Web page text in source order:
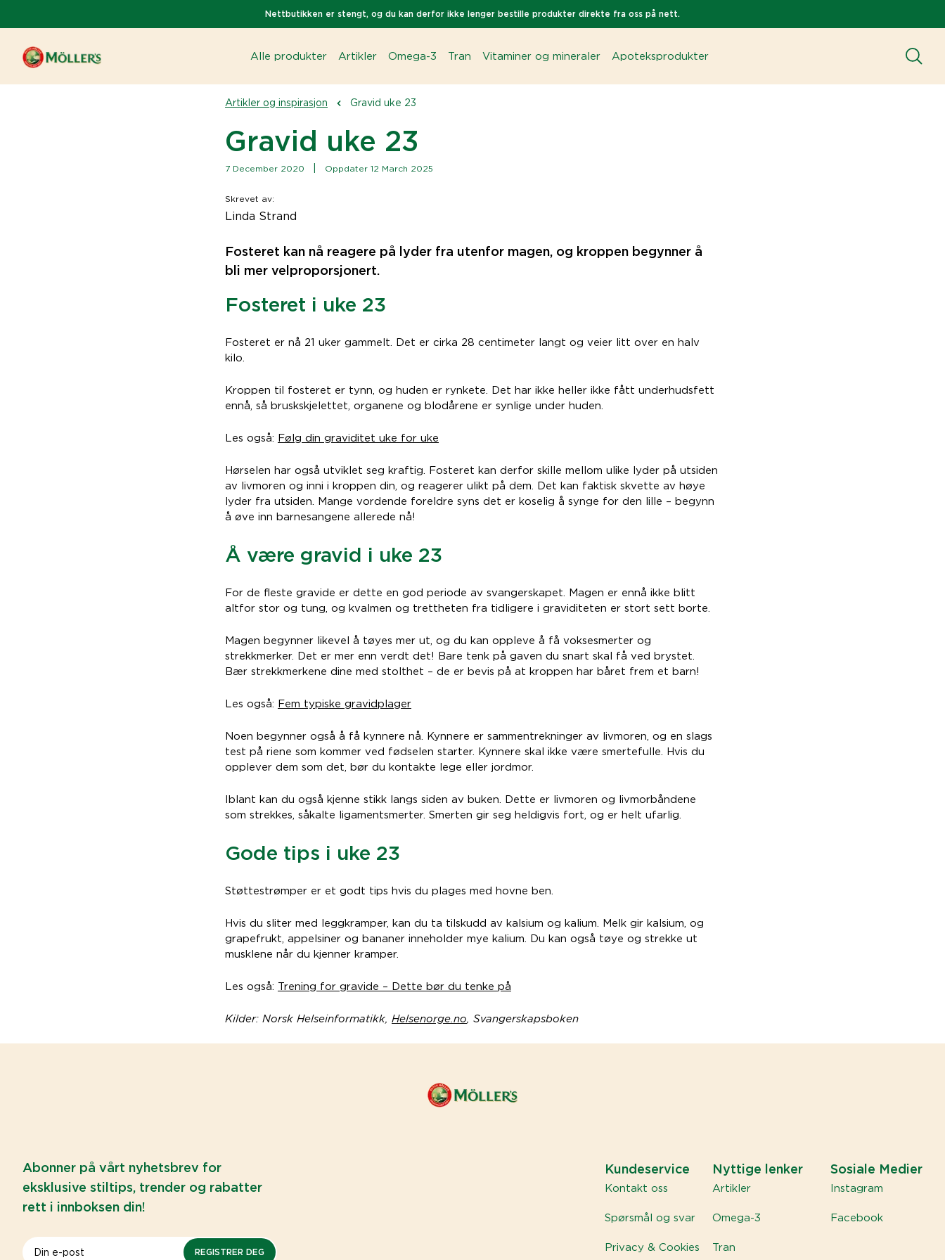
Nettbutikken er stengt, og du kan derfor ikke lenger bestille produkter direkte fra oss på nett.
Alle produkter Artikler Omega-3 Tran Vitaminer og mineraler Apoteksprodukter
Artikler og inspirasjon Gravid uke 23
Gravid uke 23
7 December 2020 Oppdater 12 March 2025
Skrevet av:
Linda Strand
Fosteret kan nå reagere på lyder fra utenfor magen, og kroppen begynner å
bli mer velproporsjonert.
Fosteret i uke 23
Fosteret er nå 21 uker gammelt. Det er cirka 28 centimeter langt og veier litt over en halv
kilo.
Kroppen til fosteret er tynn, og huden er rynkete. Det har ikke heller ikke fått underhudsfett
ennå, så bruskskjelettet, organene og blodårene er synlige under huden.
Les også: Følg din graviditet uke for uke
Hørselen har også utviklet seg kraftig. Fosteret kan derfor skille mellom ulike lyder på utsiden
av livmoren og inni i kroppen din, og reagerer ulikt på dem. Det kan faktisk skvette av høye
lyder fra utsiden. Mange vordende foreldre syns det er koselig å synge for den lille – begynn
å øve inn barnesangene allerede nå!
Å være gravid i uke 23
For de fleste gravide er dette en god periode av svangerskapet. Magen er ennå ikke blitt
altfor stor og tung, og kvalmen og trettheten fra tidligere i graviditeten er stort sett borte.
Magen begynner likevel å tøyes mer ut, og du kan oppleve å få voksesmerter og
strekkmerker. Det er mer enn verdt det! Bare tenk på gaven du snart skal få ved brystet.
Bær strekkmerkene dine med stolthet – de er bevis på at kroppen har båret frem et barn!
Les også: Fem typiske gravidplager
Noen begynner også å få kynnere nå. Kynnere er sammentrekninger av livmoren, og en slags
test på riene som kommer ved fødselen starter. Kynnere skal ikke være smertefulle. Hvis du
opplever dem som det, bør du kontakte lege eller jordmor.
Iblant kan du også kjenne stikk langs siden av buken. Dette er livmoren og livmorbåndene
som strekkes, såkalte ligamentsmerter. Smerten gir seg heldigvis fort, og er helt ufarlig.
Gode tips i uke 23
Støttestrømper er et godt tips hvis du plages med hovne ben.
Hvis du sliter med leggkramper, kan du ta tilskudd av kalsium og kalium. Melk gir kalsium, og
grapefrukt, appelsiner og bananer inneholder mye kalium. Du kan også tøye og strekke ut
musklene når du kjenner kramper.
Les også: Trening for gravide – Dette bør du tenke på
Kilder: Norsk Helseinformatikk, Helsenorge.no, Svangerskapsboken
Abonner på vårt nyhetsbrev for
eksklusive stiltips, trender og rabatter
rett i innboksen din!
REGISTRER DEG
Kundeservice
Kontakt oss
Spørsmål og svar
Privacy & Cookies
Nyttige lenker
Artikler
Omega-3
Tran
Sosiale Medier
Instagram
Facebook